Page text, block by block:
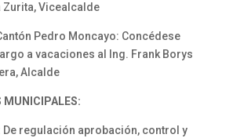
Zurita, Vicealcalde
Pedro Moncayo: Concédese
a vacaciones al Ing. Frank Borys
Alcalde
MUNICIPALES:
De regulación aprobación, control y